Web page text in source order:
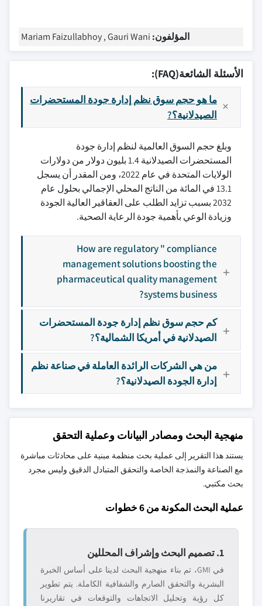
المؤلفون: Mariam Faizullabhoy , Gauri Wani
الأسئلة الشائعة(FAQ):
ما هو حجم سوق نظم إدارة جودة المستحضرات
الصيدلانية؟?
وبلغ حجم السوق العالمية لنظم إدارة جودة
المستحضرات الصيدلانية 1.4 بليون دولار من دولارات
الولايات المتحدة في عام 2022، ومن المقدر أن يسجل
13.1 في المائة من الناتج المحلي الإجمالي بحلول عام
2032 بسبب تزايد الطلب على العقاقير العالية الجودة
وزيادة الوعي بأهمية جودة الرعاية الصحية.
How are regulatory " compliance
management solutions boosting the
pharmaceutical quality management
systems business?
كم حجم سوق نظم إدارة جودة المستحضرات
الصيدلانية في أمريكا الشمالية؟?
من هي الشركات الرائدة العاملة في صناعة نظم
إدارة الجودة الصيدلانية؟?
منهجية البحث ومصادر البيانات وعملية التحقق
يستند هذا التقرير إلى عملية بحث منظمة مبنية على محادثات مباشرة
مع الصناعة والنمذجة الخاصة والتحقق المتبادل الدقيق وليس مجرد
بحث مكتبي.
عملية البحث المكونة من 6 خطوات
1. تصميم البحث وإشراف المحللين
في GMI، تم بناء منهجية البحث لدينا على أساس الخبرة
البشرية والتحقق الصارم والشفافية الكاملة. يتم تطوير
كل رؤية وتحليل الاتجاهات والتوقعات في تقاريرنا